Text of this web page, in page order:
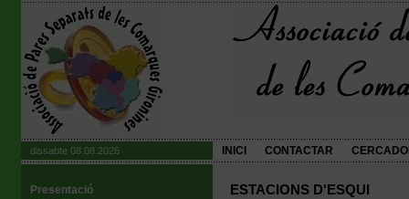
dissabte 08.08.2026 INICI CONTACTAR
Presentació
ESTACIONS D'ESQUI